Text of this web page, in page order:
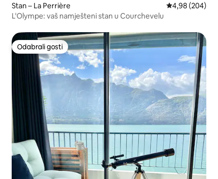
Stan – La Perrière Prosječna
4,98 (204)
L'Olympe: vaš namješteni stan u Courchevelu
Odabrali gosti
Odabrali gosti